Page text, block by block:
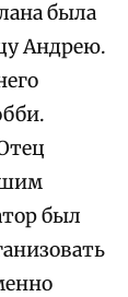
была
Андрею.
был